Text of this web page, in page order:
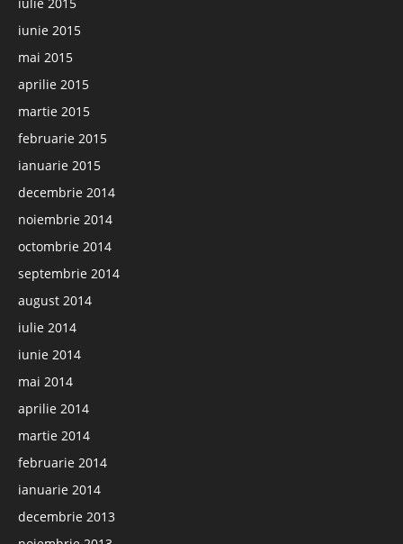
iunie 2015
mai 2015
aprilie 2015
martie 2015
februarie 2015
ianuarie 2015
decembrie 2014
noiembrie 2014
octombrie 2014
septembrie 2014
august 2014
iulie 2014
iunie 2014
mai 2014
aprilie 2014
martie 2014
februarie 2014
ianuarie 2014
decembrie 2013